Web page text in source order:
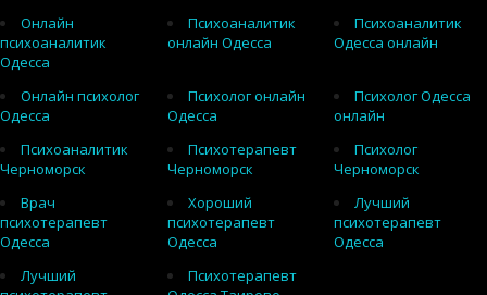
Онлайн
психоаналитик
Одесса
Психоаналитик
онлайн Одесса
Психоаналитик
Одесса онлайн
Онлайн психолог
Одесса
Психолог онлайн
Одесса
Психолог Одесса
онлайн
Психоаналитик
Черноморск
Психотерапевт
Черноморск
Психолог
Черноморск
Врач
психотерапевт
Одесса
Хороший
психотерапевт
Одесса
Лучший
психотерапевт
Одесса
Лучший
Психотерапевт